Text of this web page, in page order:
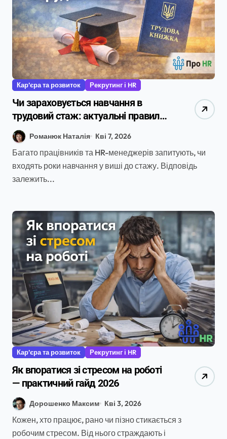
Кар’єра та розвиток Рекрутинг і HR
Чи зараховується навчання в
трудовий стаж: актуальні правила
у 2026 році
Романюк Наталія Кві 7, 2026
Багато працівників та HR-менеджерів запитують, чи
входять роки навчання у виші до стажу. Відповідь
залежить...
Кар’єра та розвиток Рекрутинг і HR
Як впоратися зі стресом на роботі
— практичний гайд 2026
Дорошенко Максим Кві 3, 2026
Кожен, хто працює, рано чи пізно стикається з
робочим стресом. Від нього страждають і